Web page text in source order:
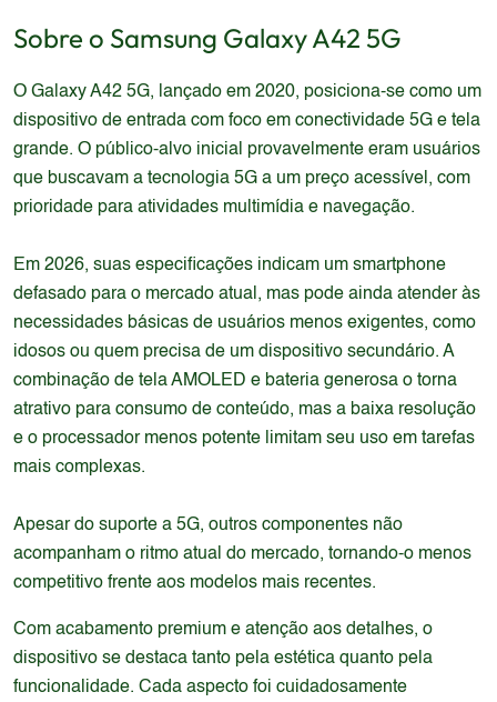
Sobre o Samsung Galaxy A42 5G
O Galaxy A42 5G, lançado em 2020, posiciona-se como um
dispositivo de entrada com foco em conectividade 5G e tela
grande. O público-alvo inicial provavelmente eram usuários
que buscavam a tecnologia 5G a um preço acessível, com
prioridade para atividades multimídia e navegação.
Em 2026, suas especificações indicam um smartphone
defasado para o mercado atual, mas pode ainda atender às
necessidades básicas de usuários menos exigentes, como
idosos ou quem precisa de um dispositivo secundário. A
combinação de tela AMOLED e bateria generosa o torna
atrativo para consumo de conteúdo, mas a baixa resolução
e o processador menos potente limitam seu uso em tarefas
mais complexas.
Apesar do suporte a 5G, outros componentes não
acompanham o ritmo atual do mercado, tornando-o menos
competitivo frente aos modelos mais recentes.
Com acabamento premium e atenção aos detalhes, o
dispositivo se destaca tanto pela estética quanto pela
funcionalidade. Cada aspecto foi cuidadosamente